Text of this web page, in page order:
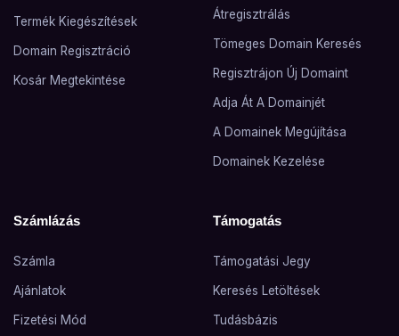
Termék Kiegészítések
Domain Regisztráció
Kosár Megtekintése
Átregisztrálás
Tömeges Domain Keresés
Regisztrájon Új Domaint
Adja Át A Domainjét
A Domainek Megújítása
Domainek Kezelése
Számlázás
Számla
Ajánlatok
Fizetési Mód
Támogatás
Támogatási Jegy
Keresés Letöltések
Tudásbázis